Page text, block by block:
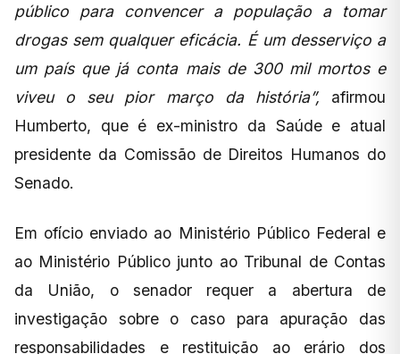
público para convencer a população a tomar
drogas sem qualquer eficácia. É um desserviço a
um país que já conta mais de 300 mil mortos e
viveu o seu pior março da história”, afirmou
Humberto, que é ex-ministro da Saúde e atual
presidente da Comissão de Direitos Humanos do
Senado.
Em ofício enviado ao Ministério Público Federal e
ao Ministério Público junto ao Tribunal de Contas
da União, o senador requer a abertura de
investigação sobre o caso para apuração das
responsabilidades e restituição ao erário dos